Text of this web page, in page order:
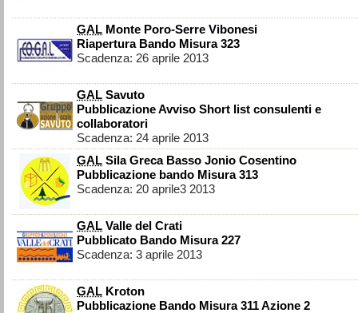
GAL Monte Poro-Serre Vibonesi
Riapertura Bando Misura 323
Scadenza: 26 aprile 2013
GAL Savuto
Pubblicazione Avviso Short list consulenti e
collaboratori
Scadenza: 24 aprile 2013
GAL Sila Greca Basso Jonio Cosentino
Pubblicazione bando Misura 313
Scadenza: 20 aprile3 2013
GAL Valle del Crati
Pubblicato Bando Misura 227
Scadenza: 3 aprile 2013
GAL Kroton
Pubblicazione Bando Misura 311 Azione 2